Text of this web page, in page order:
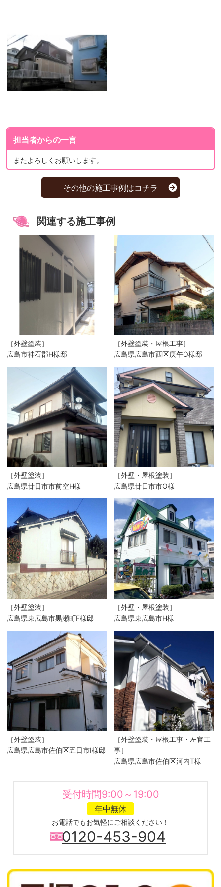
担当者からの一言
またよろしくお願いします。
その他の施工事例はコチラ
関連する施工事例
［外壁塗装］
広島市神石郡H様邸
［外壁塗装・屋根工事］
広島県広島市西区庚午O様邸
［外壁塗装］
広島県廿日市市前空H様
［外壁・屋根塗装］
広島県廿日市市O様
［外壁塗装］
広島県東広島市黒瀬町F様邸
［外壁・屋根塗装］
広島県東広島市H様
［外壁塗装］
広島県広島市佐伯区五日市I様邸
［外壁塗装・屋根工事・左官工
事］
広島県広島市佐伯区河内T様
受付時間9:00～19:00
年中無休
お電話でもお気軽にご相談ください！
0120-453-904